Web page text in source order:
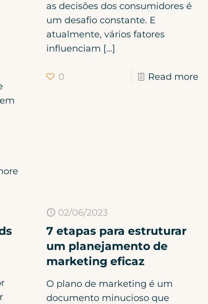
as decisões dos consumidores é
um desafio constante. E
atualmente, vários fatores
influenciam […]
0 Read more
02/06/2023
7 etapas para estruturar
um planejamento de
marketing eficaz
O plano de marketing é um
documento minucioso que